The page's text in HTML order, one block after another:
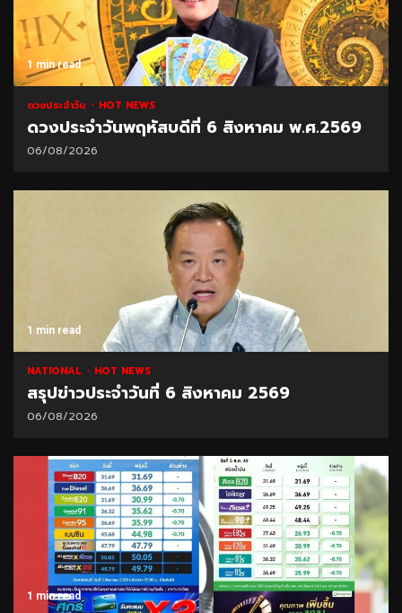
1 min read
ดวงประจำวัน HOT NEWS
ดวงประจำวันพฤหัสบดีที่ 6 สิงหาคม พ.ศ.2569
06/08/2026
1 min read
NATIONAL HOT NEWS
สรุปข่าวประจำวันที่ 6 สิงหาคม 2569
06/08/2026
1 min read